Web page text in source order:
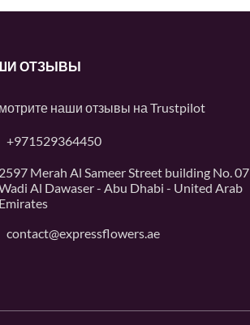
ОТЗЫВЫ
наши отзывы на Trustpilot
+971529364450
Merah Al Sameer Street building No. 07
Al Dawaser - Abu Dhabi - United Arab
contact@expressflowers.ae